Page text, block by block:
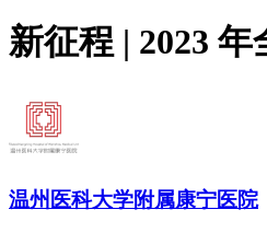
新征程 | 2023
温州医科大学附属康宁医院